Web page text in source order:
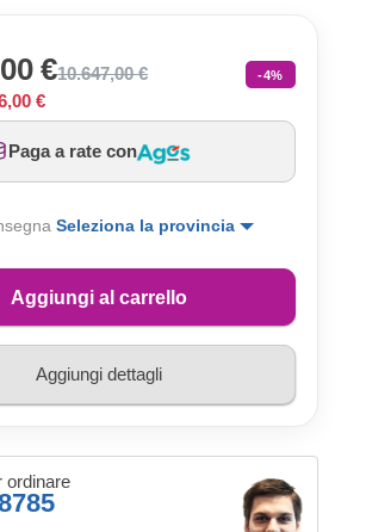
€10.647,00 € -4%
€
Paga a rate con
Seleziona la provincia
Aggiungi al carrello
Aggiungi dettagli
ordinare